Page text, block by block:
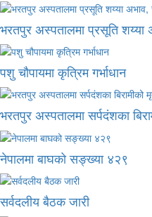
भरतपुर अस्पतालमा प्रसूति शय्या
पशु चौपायमा कृत्रिम गर्भाधान
भरतपुर अस्पतालमा सर्पदंशका
नेपालमा बाघको सङ्ख्या ४२९
सर्वदलीय बैठक जारी